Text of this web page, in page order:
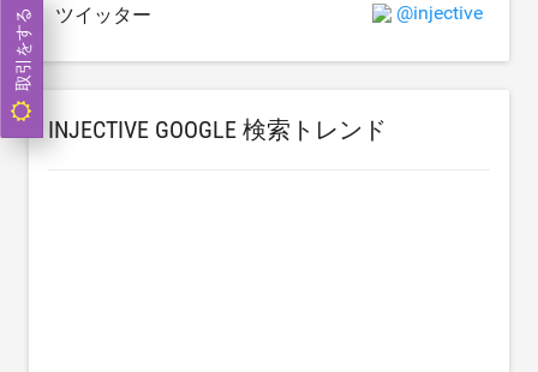
ツイッター @injective
INJECTIVE GOOGLE 検索トレンド
取引をする